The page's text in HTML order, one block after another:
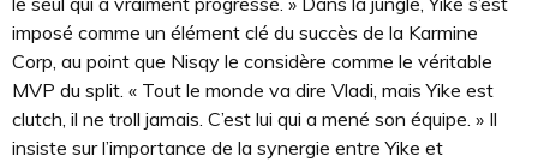
imposé comme un élément clé du succès de la Karmine
Corp, au point que Nisqy le considère comme le véritable
MVP du split. « Tout le monde va dire Vladi, mais Yike est
clutch, il ne troll jamais. C’est lui qui a mené son équipe. » Il
insiste sur l’importance de la synergie entre Yike et